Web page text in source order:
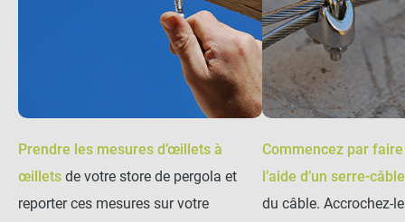
Prendre les mesures d’œillets à
œillets de votre store de pergola et
reporter ces mesures sur votre
Commencez par
l’aide d’un serre-câble
du câble. Accrochez-